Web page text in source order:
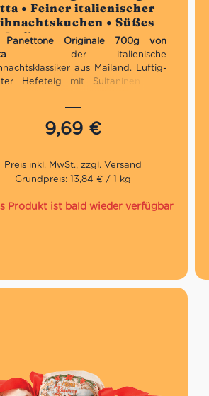
• Feiner italienischer
• Süßes
Italien
Panettone Originale 700g von
– der italienische
aus Mailand. Luftig-
Hefeteig mit Sultaninen und
Rezeptur seit 1919. Jetzt
uns bestellen und italienische
genießen!
Traditionelles Geschenk zu
Direkt aus Italien
9,69 €
5
Grundpreis: 13,84 € / 1 kg
Produkt ist bald wieder verfügbar